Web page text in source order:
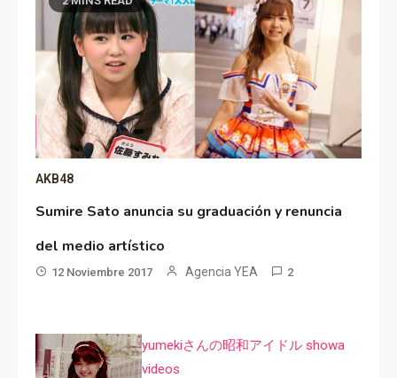
AKB48
Sumire Sato anuncia su graduación y renuncia
del medio artístico
12 Noviembre 2017 Agencia YEA 2
yumekiさんの昭和アイドル showa
videos